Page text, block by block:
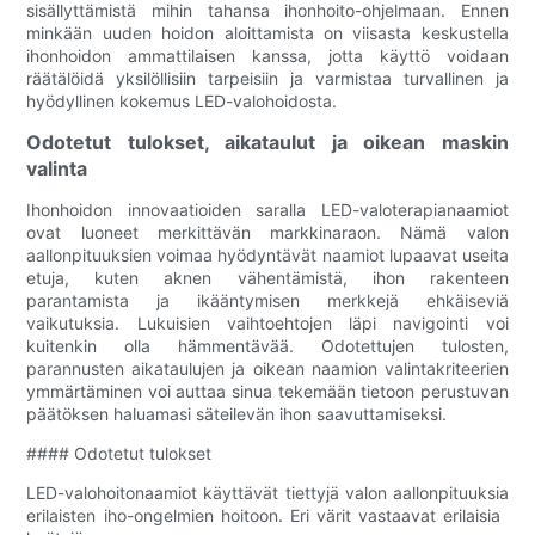
sisällyttämistä mihin tahansa ihonhoito-ohjelmaan. Ennen
minkään uuden hoidon aloittamista on viisasta keskustella
ihonhoidon ammattilaisen kanssa, jotta käyttö voidaan
räätälöidä yksilöllisiin tarpeisiin ja varmistaa turvallinen ja
hyödyllinen kokemus LED-valohoidosta.
Odotetut tulokset, aikataulut ja oikean maskin
valinta
Ihonhoidon innovaatioiden saralla LED-valoterapianaamiot
ovat luoneet merkittävän markkinaraon. Nämä valon
aallonpituuksien voimaa hyödyntävät naamiot lupaavat useita
etuja, kuten aknen vähentämistä, ihon rakenteen
parantamista ja ikääntymisen merkkejä ehkäiseviä
vaikutuksia. Lukuisien vaihtoehtojen läpi navigointi voi
kuitenkin olla hämmentävää. Odotettujen tulosten,
parannusten aikataulujen ja oikean naamion valintakriteerien
ymmärtäminen voi auttaa sinua tekemään tietoon perustuvan
päätöksen haluamasi säteilevän ihon saavuttamiseksi.
#### Odotetut tulokset
LED-valohoitonaamiot käyttävät tiettyjä valon aallonpituuksia
erilaisten iho-ongelmien hoitoon. Eri värit vastaavat erilaisia ​​